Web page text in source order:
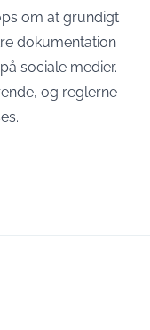
om at grundigt
dokumentation
sociale medier.
og reglerne